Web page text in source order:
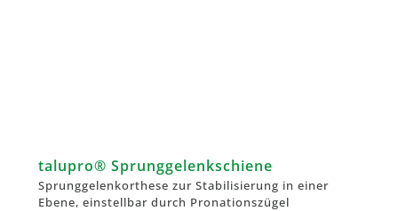
talupro® Sprunggelenkschiene
Sprunggelenkorthese zur Stabilisierung in einer
Ebene, einstellbar durch Pronationszügel